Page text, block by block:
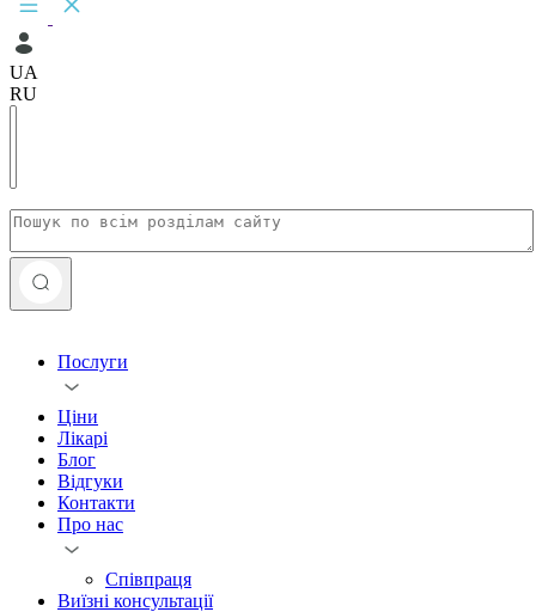
UA
RU
Послуги
Ціни
Лікарі
Блог
Відгуки
Контакти
Про нас
Співпраця
Виїзні консультації